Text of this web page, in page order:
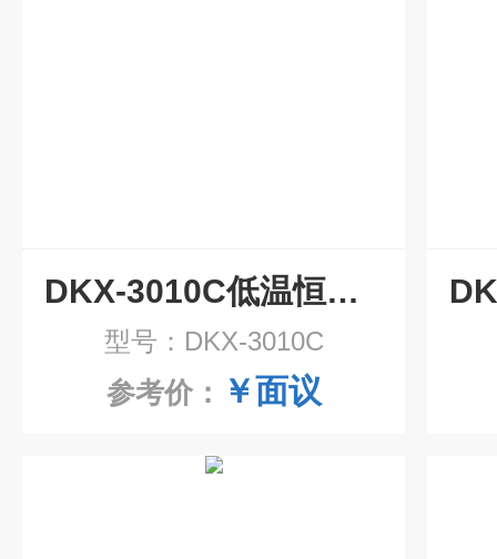
DKX-3010C低温恒温水槽
型号：DKX-3010C
参考价： ￥面议